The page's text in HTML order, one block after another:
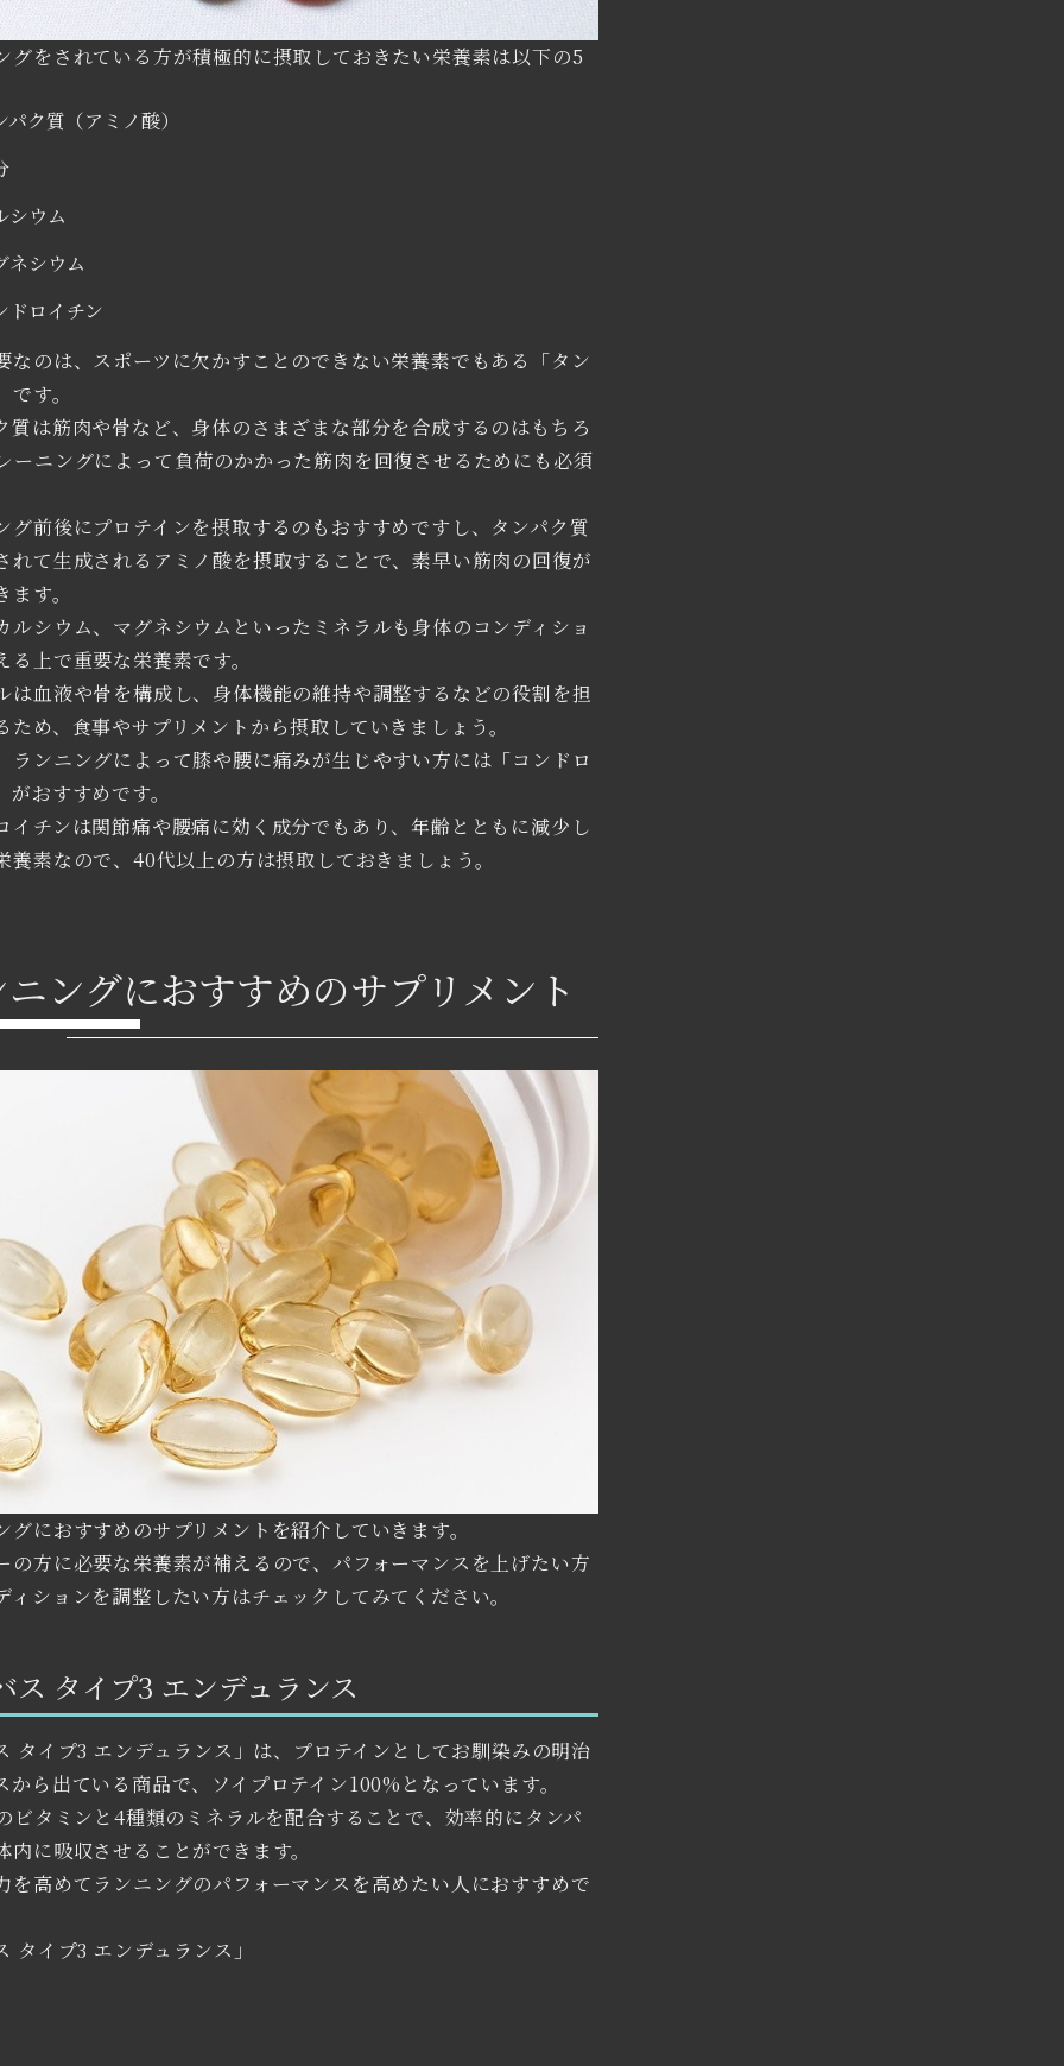
グをされている方が積極的に摂取しておきたい栄養素は以下の5
パク質（アミノ酸）
シウム
ネシウム
ドロイチン
なのは、スポーツに欠かすことのできない栄養素でもある「タン
す。
質は筋肉や骨など、身体のさまざまな部分を合成するのはもちろ
ーニングによって負荷のかかった筋肉を回復させるためにも必須
グ前後にプロテインを摂取するのもおすすめですし、タンパク質
れて生成されるアミノ酸を摂取することで、素早い筋肉の回復が
す。
ルシウム、マグネシウムといったミネラルも身体のコンディショ
る上で重要な栄養素です。
は血液や骨を構成し、身体機能の維持や調整するなどの役割を担
ため、食事やサプリメントから摂取していきましょう。
ランニングによって膝や腰に痛みが生じやすい方には「コンドロ
がおすすめです。
イチンは関節痛や腰痛に効く成分でもあり、年齢とともに減少し
養素なので、40代以上の方は摂取しておきましょう。
ングにおすすめのサプリメント
グにおすすめのサプリメントを紹介していきます。
の方に必要な栄養素が補えるので、パフォーマンスを上げたい方
ィションを調整したい方はチェックしてみてください。
タイプ3 エンデュランス
タイプ3 エンデュランス」は、プロテインとしてお馴染みの明治
から出ている商品で、ソイプロテイン100%となっています。
ビタミンと4種類のミネラルを配合することで、効率的にタンパ
内に吸収させることができます。
を高めてランニングのパフォーマンスを高めたい人におすすめで
タイプ3 エンデュランス」